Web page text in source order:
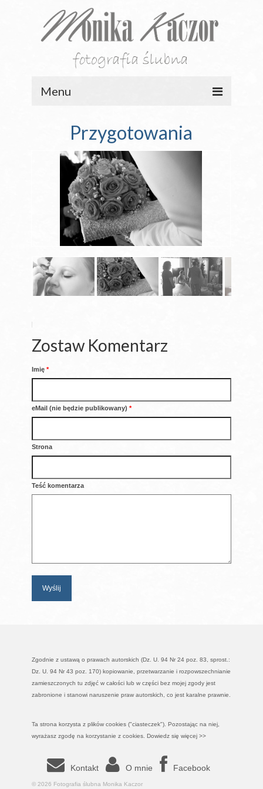
Menu
OFERTA
GALERIE
BLOG
KONTAKT
O MNIE
FACEBOOK
Przygotowania
Zostaw Komentarz
Imię *
eMail (nie będzie publikowany) *
Strona
Teść komentarza
Zgodnie z ustawą o prawach autorskich (Dz. U. 94 Nr 24 poz. 83, sprost.:
Dz. U. 94 Nr 43 poz. 170) kopiowanie, przetwarzanie i rozpowszechnianie
zamieszczonych tu zdjęć w całości lub w części bez mojej zgody jest
zabronione i stanowi naruszenie praw autorskich, co jest karalne prawnie.
Ta strona korzysta z plików cookies ("ciasteczek"). Pozostając na niej,
wyrażasz zgodę na korzystanie z cookies. Dowiedz się więcej >>
Kontakt O mnie Facebook
© 2026 Fotografia ślubna Monika Kaczor